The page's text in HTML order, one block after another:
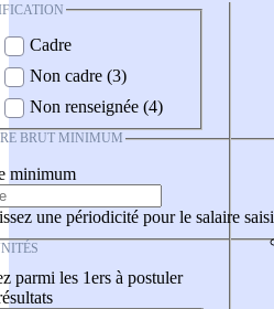
Cadre
Non cadre (3)
Non renseignée (4)
BRUT MINIMUM
minimum
une périodicité pour le salaire saisi
parmi les 1ers à postuler